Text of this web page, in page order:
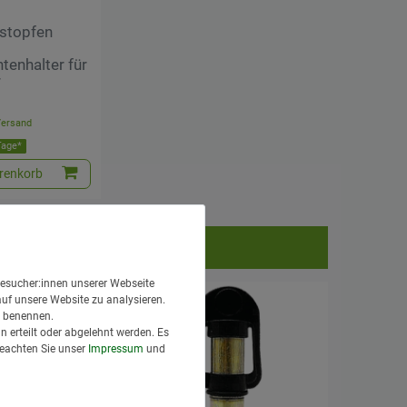
für
unserer Webseite
unsere Website zu analysieren.
erteilt oder abgelehnt werden. Es
Sie unser Impressum und